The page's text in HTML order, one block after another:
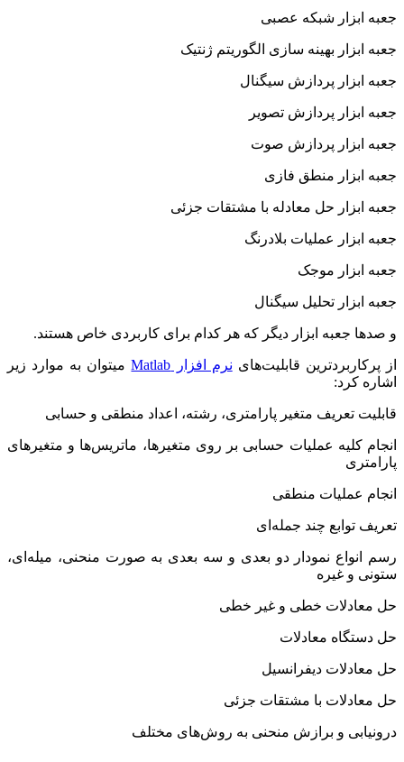
جعبه ابزار شبکه عصبی
جعبه ابزار بهینه سازی الگوریتم ژنتیک
جعبه ابزار پردازش سیگنال
جعبه ابزار پردازش تصویر
جعبه ابزار پردازش صوت
جعبه ابزار منطق فازی
جعبه ابزار حل معادله با مشتقات جزئی
جعبه ابزار عملیات بلادرنگ
جعبه ابزار موجک
جعبه ابزار تحلیل سیگنال
و صدها جعبه ابزار دیگر که هر کدام برای کاربردی خاص هستند.
از پرکاربردترین قابلیت‌های نرم افزار Matlabمیتوان به موارد زیر
اشاره کرد:
قابلیت تعریف متغیر پارامتری، رشته، اعداد منطقی و حسابی
انجام کلیه عملیات حسابی بر روی متغیرها، ماتریس‌ها و متغیرهای
پارامتری
انجام عملیات منطقی
تعریف توابع چند جمله‌ای
رسم انواع نمودار دو بعدی و سه بعدی به صورت منحنی، میله‌ای،
ستونی و غیره
حل معادلات خطی و غیر خطی
حل دستگاه معادلات
حل معادلات دیفرانسیل
حل معادلات با مشتقات جزئی
درونیابی و برازش منحنی به روش‌های مختلف